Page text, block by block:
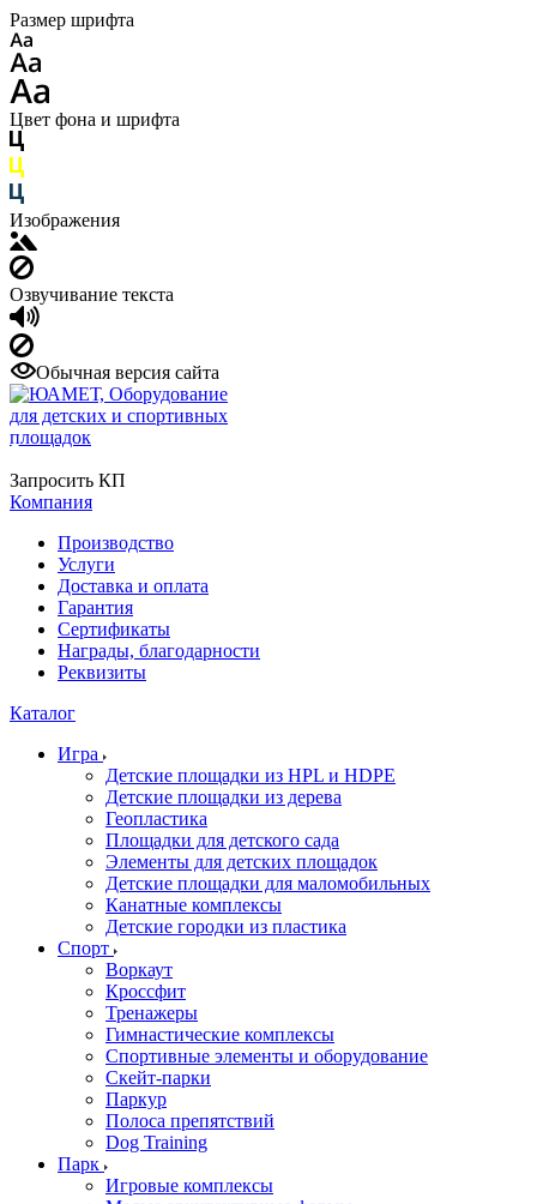
Размер шрифта
Цвет фона и шрифта
Изображения
Озвучивание текста
Обычная версия сайта
Запросить КП
Компания
Производство
Услуги
Доставка и оплата
Гарантия
Сертификаты
Награды, благодарности
Реквизиты
Каталог
Игра
Детские площадки из HPL и HDPE
Детские площадки из дерева
Геопластика
Площадки для детского сада
Элементы для детских площадок
Детские площадки для маломобильных
Канатные комплексы
Детские городки из пластика
Спорт
Воркаут
Кроссфит
Тренажеры
Гимнастические комплексы
Спортивные элементы и оборудование
Скейт-парки
Паркур
Полоса препятствий
Dog Training
Парк
Игровые комплексы